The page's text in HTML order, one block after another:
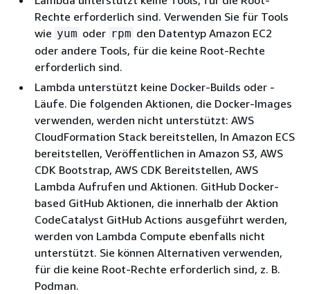
Rechte erforderlich sind. Verwenden Sie für Tools
wie yum oder rpm den Datentyp Amazon EC2
oder andere Tools, für die keine Root-Rechte
erforderlich sind.
Lambda unterstützt keine Docker-Builds oder -
Läufe. Die folgenden Aktionen, die Docker-Images
verwenden, werden nicht unterstützt: AWS
CloudFormation Stack bereitstellen, In Amazon ECS
bereitstellen, Veröffentlichen in Amazon S3, AWS
CDK Bootstrap, AWS CDK Bereitstellen, AWS
Lambda Aufrufen und Aktionen. GitHub Docker-
based GitHub Aktionen, die innerhalb der Aktion
CodeCatalyst GitHub Actions ausgeführt werden,
werden von Lambda Compute ebenfalls nicht
unterstützt. Sie können Alternativen verwenden,
für die keine Root-Rechte erforderlich sind, z. B.
Podman.